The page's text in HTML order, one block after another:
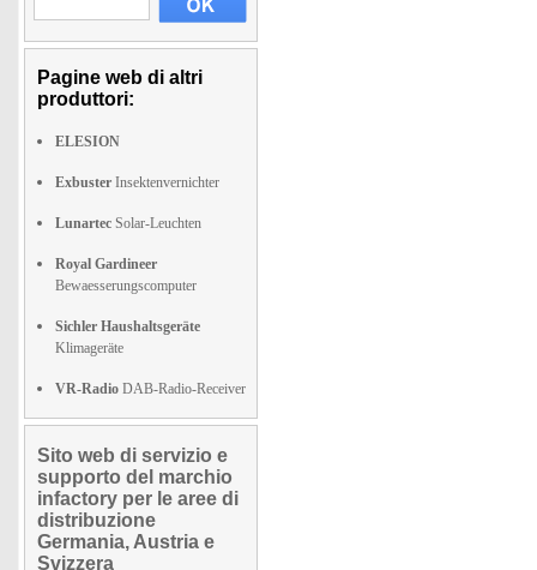
Pagine web di altri
produttori:
ELESION
Exbuster Insektenvernichter
Lunartec Solar-Leuchten
Royal Gardineer
Bewaesserungscomputer
Sichler Haushaltsgeräte
Klimageräte
VR-Radio DAB-Radio-Receiver
Sito web di servizio e
supporto del marchio
infactory per le aree di
distribuzione
Germania, Austria e
Svizzera